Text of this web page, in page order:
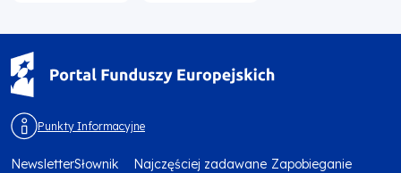
Punkty Informacyjne
NewsletterSłownik
Najczęściej zadawane Zapobieganie